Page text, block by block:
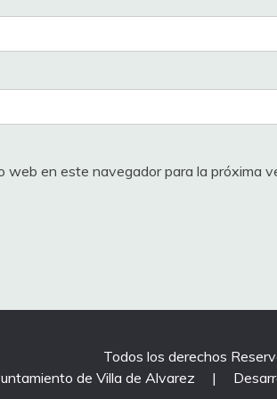
web en este navegador para la próxima
Todos los derechos
de Villa de Alvarez
|